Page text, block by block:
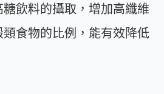
飲料的攝取，增加高纖維
食物的比例，能有效降低